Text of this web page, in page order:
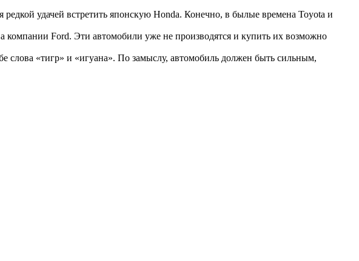
удачей встретить японскую Honda. Конечно, в былые времена Toyota и
компании Ford. Эти автомобили уже не производятся и купить их возможно
слова «тигр» и «игуана». По замыслу, автомобиль должен быть сильным,